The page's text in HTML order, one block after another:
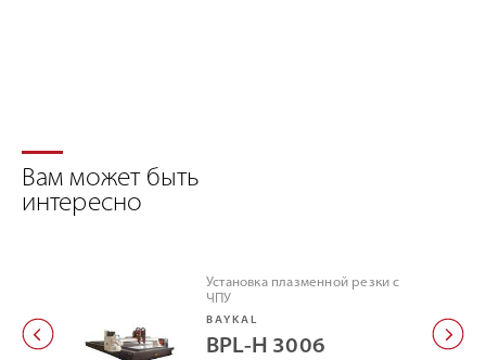
Вам может быть
интересно
Установка плазменной резки с
ЧПУ
BAYKAL
BPL-H 3006